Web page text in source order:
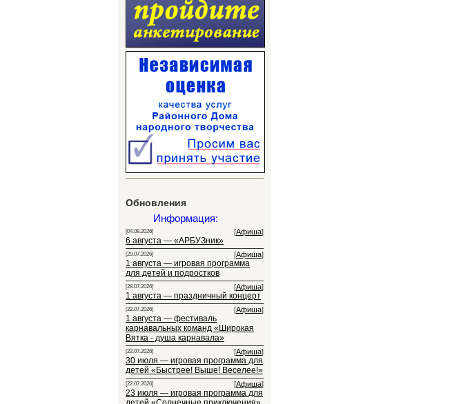
Обновления
Информация:
[04.08.2026] [Афиша]
6 августа — «АРБУЗник»
[29.07.2026] [Афиша]
1 августа — игровая программа
для детей и подростков
[28.07.2026] [Афиша]
1 августа — праздничный концерт
[22.07.2026] [Афиша]
1 августа — фестиваль
карнавальных команд «Широкая
Вятка - душа карнавала»
[22.07.2026] [Афиша]
30 июля — игровая программа для
детей «Быстрее! Выше! Веселее!»
[22.07.2026] [Афиша]
23 июля — игровая программа для